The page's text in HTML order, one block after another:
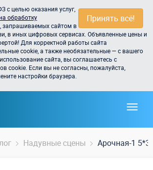
Принять всё!
с целью оказания услуг,
обработку
, запрашиваемых сайтом в
в иных цифровых сервисах. Объявленные цены и
Для корректной работы сайта
cookie, а также необязательные — с вашего
сайта, вы соглашаетесь с
cookie. Если вы не согласны, пожалуйста,
настройки браузера.
Надувные сцены Арочная-1